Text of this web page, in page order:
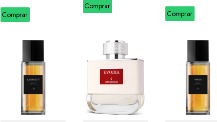
Comprar
Comprar
Comprar